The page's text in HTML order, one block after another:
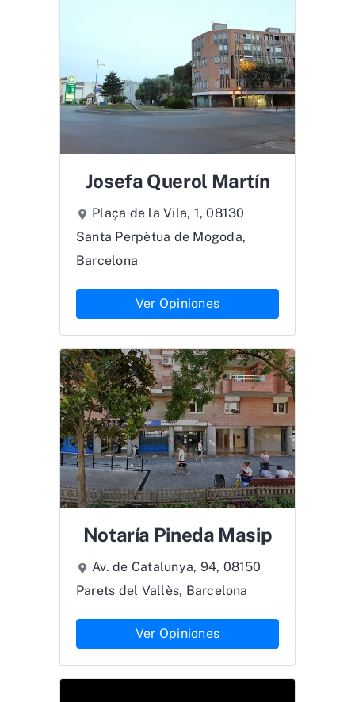
Josefa Querol Martín
Plaça de la Vila, 1, 08130
Santa Perpètua de Mogoda,
Barcelona
Ver Opiniones
Notaría Pineda Masip
Av. de Catalunya, 94, 08150
Parets del Vallès, Barcelona
Ver Opiniones